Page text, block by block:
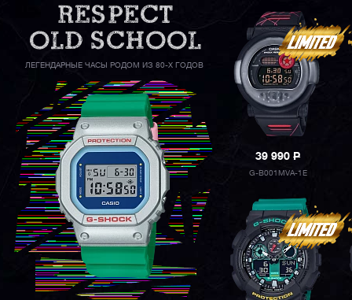
ЛЕГЕНДАРНЫЕ ЧАСЫ РОДОМ ИЗ 80-Х ГОДОВ
39 990P
G-B001MVA-1E